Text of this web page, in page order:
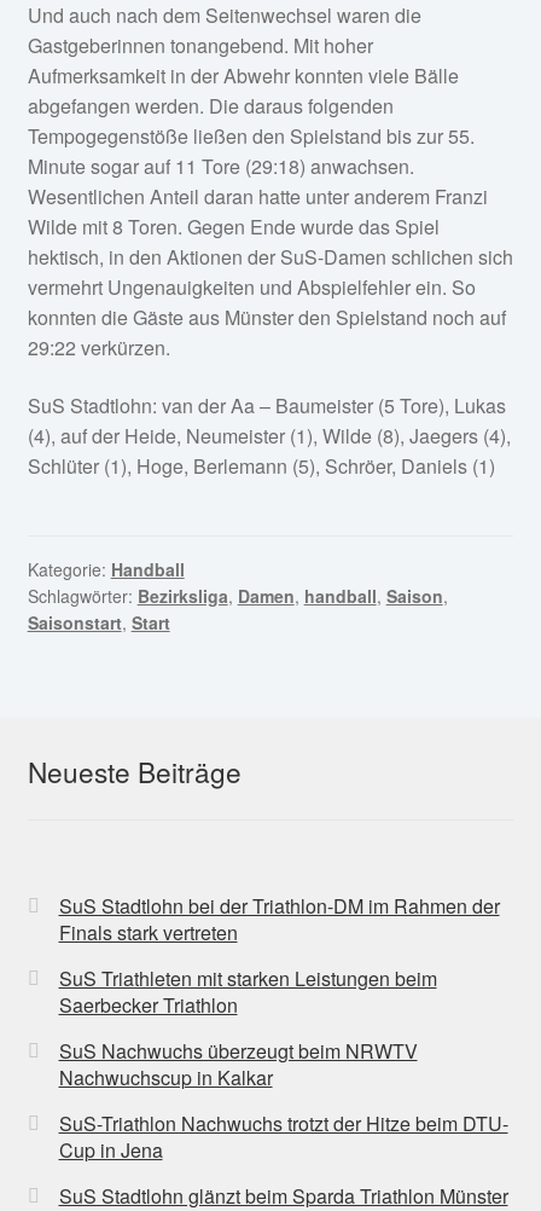
Und auch nach dem Seitenwechsel waren die
Gastgeberinnen tonangebend. Mit hoher
Aufmerksamkeit in der Abwehr konnten viele Bälle
abgefangen werden. Die daraus folgenden
Tempogegenstöße ließen den Spielstand bis zur 55.
Minute sogar auf 11 Tore (29:18) anwachsen.
Wesentlichen Anteil daran hatte unter anderem Franzi
Wilde mit 8 Toren. Gegen Ende wurde das Spiel
hektisch, in den Aktionen der SuS-Damen schlichen sich
vermehrt Ungenauigkeiten und Abspielfehler ein. So
konnten die Gäste aus Münster den Spielstand noch auf
29:22 verkürzen.
SuS Stadtlohn: van der Aa – Baumeister (5 Tore), Lukas
(4), auf der Heide, Neumeister (1), Wilde (8), Jaegers (4),
Schlüter (1), Hoge, Berlemann (5), Schröer, Daniels (1)
Kategorie: Handball
Schlagwörter: Bezirksliga, Damen, handball, Saison,
Saisonstart, Start
Neueste Beiträge
SuS Stadtlohn bei der Triathlon-DM im Rahmen der
Finals stark vertreten
SuS Triathleten mit starken Leistungen beim
Saerbecker Triathlon
SuS Nachwuchs überzeugt beim NRWTV
Nachwuchscup in Kalkar
SuS-Triathlon Nachwuchs trotzt der Hitze beim DTU-
Cup in Jena
SuS Stadtlohn glänzt beim Sparda Triathlon Münster